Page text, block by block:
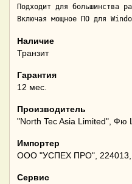
Подходит для большинства
Включая мощное ПО для
Наличие
Транзит
Гарантия
12 мес.
Производитель
"North Tec Asia Limited",
Импортер
ООО "УСПЕХ ПРО", 224013,
Сервис